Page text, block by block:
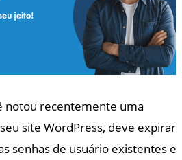
notou recentemente uma
site WordPress, deve expirar
senhas de usuário existentes e